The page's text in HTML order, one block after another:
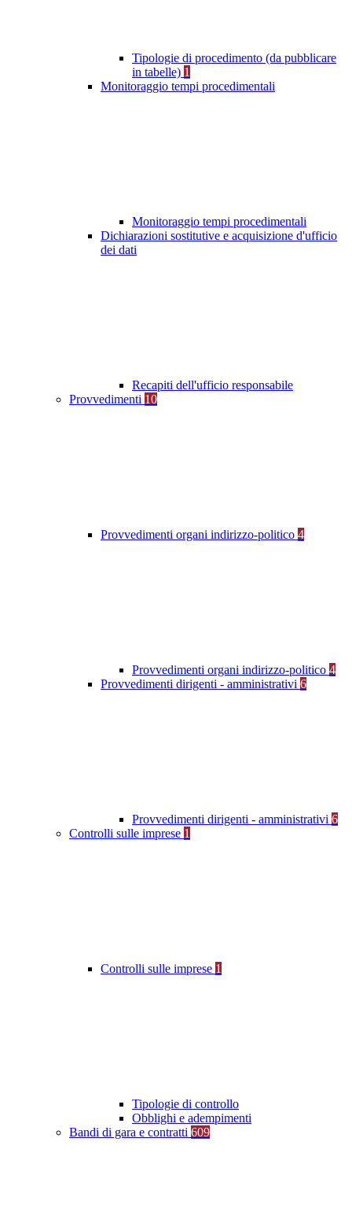
Tipologie di procedimento (da pubblicare
in tabelle) 1
Monitoraggio tempi procedimentali
Monitoraggio tempi procedimentali
Dichiarazioni sostitutive e acquisizione d'ufficio
dei dati
Recapiti dell'ufficio responsabile
Provvedimenti 10
Provvedimenti organi indirizzo-politico 4
Provvedimenti organi indirizzo-politico 4
Provvedimenti dirigenti - amministrativi 6
Provvedimenti dirigenti - amministrativi 6
Controlli sulle imprese 1
Controlli sulle imprese 1
Tipologie di controllo
Obblighi e adempimenti
Bandi di gara e contratti 609